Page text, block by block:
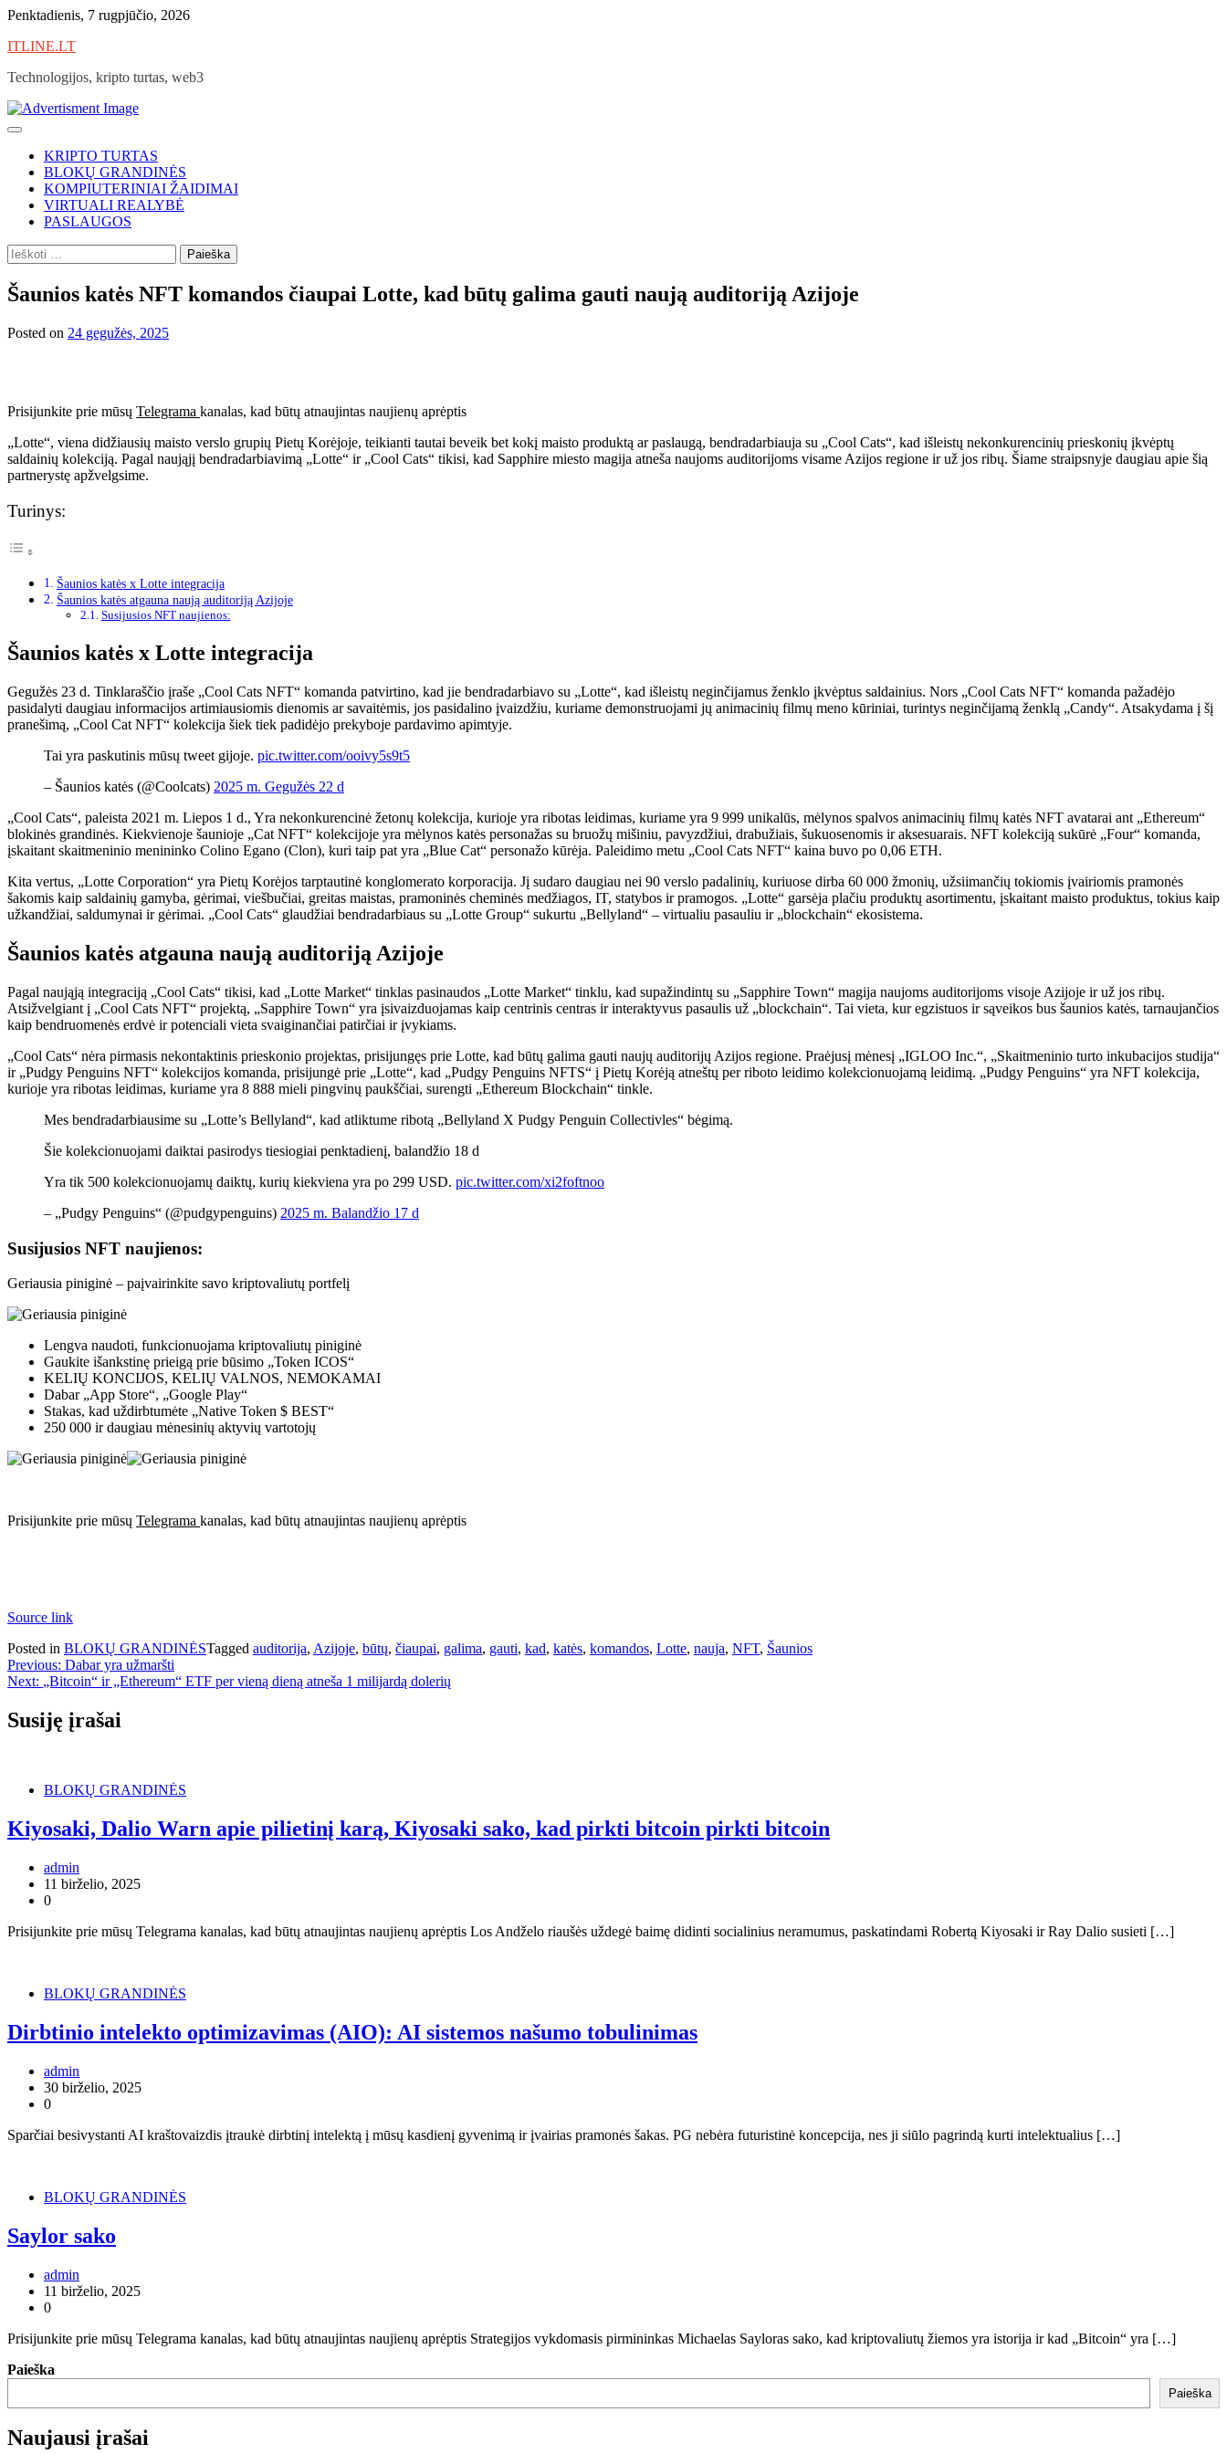
Skip
content
Penktadienis, 7 rugpjūčio, 2026
ITLINE.LT
Technologijos, kripto turtas, web3
KRIPTO TURTAS
BLOKŲ GRANDINĖS
KOMPIUTERINIAI ŽAIDIMAI
VIRTUALI REALYBĖ
PASLAUGOS
Ieškoti:
Šaunios katės NFT komandos čiaupai Lotte, kad būtų galima gauti naują auditoriją Azijoje
Posted on 24 gegužės, 2025
Prisijunkite prie mūsų Telegrama kanalas, kad būtų atnaujintas naujienų aprėptis
„Lotte“, viena didžiausių maisto verslo grupių Pietų Korėjoje, teikianti tautai beveik bet kokį maisto produktą ar paslaugą, bendradarbiauja su „Cool Cats“, kad išleistų nekonkurencinių prieskonių įkvėptų
saldainių kolekciją. Pagal naująjį bendradarbiavimą „Lotte“ ir „Cool Cats“ tikisi, kad Sapphire miesto magija atneša naujoms auditorijoms visame Azijos regione ir už jos ribų. Šiame straipsnyje daugiau apie šią
partnerystę apžvelgsime.
Turinys:
Šaunios katės x Lotte integracija
Šaunios katės atgauna naują auditoriją Azijoje
Susijusios NFT naujienos:
Šaunios katės x Lotte integracija
Gegužės 23 d. Tinklaraščio įraše „Cool Cats NFT“ komanda patvirtino, kad jie bendradarbiavo su „Lotte“, kad išleistų neginčijamus ženklo įkvėptus saldainius. Nors „Cool Cats NFT“ komanda pažadėjo
pasidalyti daugiau informacijos artimiausiomis dienomis ar savaitėmis, jos pasidalino įvaizdžiu, kuriame demonstruojami jų animacinių filmų meno kūriniai, turintys neginčijamą ženklą „Candy“. Atsakydama į šį
pranešimą, „Cool Cat NFT“ kolekcija šiek tiek padidėjo prekyboje pardavimo apimtyje.
Tai yra paskutinis mūsų tweet gijoje. pic.twitter.com/ooivy5s9t5
– Šaunios katės (@Coolcats) 2025 m. Gegužės 22 d
„Cool Cats“, paleista 2021 m. Liepos 1 d., Yra nekonkurencinė žetonų kolekcija, kurioje yra ribotas leidimas, kuriame yra 9 999 unikalūs, mėlynos spalvos animacinių filmų katės NFT avatarai ant „Ethereum“
blokinės grandinės. Kiekvienoje šaunioje „Cat NFT“ kolekcijoje yra mėlynos katės personažas su bruožų mišiniu, pavyzdžiui, drabužiais, šukuosenomis ir aksesuarais. NFT kolekciją sukūrė „Four“ komanda,
įskaitant skaitmeninio menininko Colino Egano (Clon), kuri taip pat yra „Blue Cat“ personažo kūrėja. Paleidimo metu „Cool Cats NFT“ kaina buvo po 0,06 ETH.
Kita vertus, „Lotte Corporation“ yra Pietų Korėjos tarptautinė konglomerato korporacija. Jį sudaro daugiau nei 90 verslo padalinių, kuriuose dirba 60 000 žmonių, užsiimančių tokiomis įvairiomis pramonės
šakomis kaip saldainių gamyba, gėrimai, viešbučiai, greitas maistas, pramoninės cheminės medžiagos, IT, statybos ir pramogos. „Lotte“ garsėja plačiu produktų asortimentu, įskaitant maisto produktus, tokius kaip
užkandžiai, saldumynai ir gėrimai. „Cool Cats“ glaudžiai bendradarbiaus su „Lotte Group“ sukurtu „Bellyland“ – virtualiu pasauliu ir „blockchain“ ekosistema.
Šaunios katės atgauna naują auditoriją Azijoje
Pagal naująją integraciją „Cool Cats“ tikisi, kad „Lotte Market“ tinklas pasinaudos „Lotte Market“ tinklu, kad supažindintų su „Sapphire Town“ magija naujoms auditorijoms visoje Azijoje ir už jos ribų.
Atsižvelgiant į „Cool Cats NFT“ projektą, „Sapphire Town“ yra įsivaizduojamas kaip centrinis centras ir interaktyvus pasaulis už „blockchain“. Tai vieta, kur egzistuos ir sąveikos bus šaunios katės, tarnaujančios
kaip bendruomenės erdvė ir potenciali vieta svaiginančiai patirčiai ir įvykiams.
„Cool Cats“ nėra pirmasis nekontaktinis prieskonio projektas, prisijungęs prie Lotte, kad būtų galima gauti naujų auditorijų Azijos regione. Praėjusį mėnesį „IGLOO Inc.“, „Skaitmeninio turto inkubacijos studija“
ir „Pudgy Penguins NFT“ kolekcijos komanda, prisijungė prie „Lotte“, kad „Pudgy Penguins NFTS“ į Pietų Korėją atneštų per riboto leidimo kolekcionuojamą leidimą. „Pudgy Penguins“ yra NFT kolekcija,
kurioje yra ribotas leidimas, kuriame yra 8 888 mieli pingvinų paukščiai, surengti „Ethereum Blockchain“ tinkle.
Mes bendradarbiausime su „Lotte’s Bellyland“, kad atliktume ribotą „Bellyland X Pudgy Penguin Collectivles“ bėgimą.
Šie kolekcionuojami daiktai pasirodys tiesiogiai penktadienį, balandžio 18 d
Yra tik 500 kolekcionuojamų daiktų, kurių kiekviena yra po 299 USD. pic.twitter.com/xi2foftnoo
– „Pudgy Penguins“ (@pudgypenguins) 2025 m. Balandžio 17 d
Susijusios NFT naujienos:
Geriausia piniginė – paįvairinkite savo kriptovaliutų portfelį
Lengva naudoti, funkcionuojama kriptovaliutų piniginė
Gaukite išankstinę prieigą prie būsimo „Token ICOS“
KELIŲ KONCIJOS, KELIŲ VALNOS, NEMOKAMAI
Dabar „App Store“, „Google Play“
Stakas, kad uždirbtumėte „Native Token $ BEST“
250 000 ir daugiau mėnesinių aktyvių vartotojų
Prisijunkite prie mūsų Telegrama kanalas, kad būtų atnaujintas naujienų aprėptis
Source link
Posted in BLOKŲ GRANDINĖSTagged auditorija, Azijoje, būtų, čiaupai, galima, gauti, kad, katės, komandos, Lotte, nauja, NFT, Šaunios
Navigacija
tarp
įrašų
Previous: Dabar yra užmaršti
Next: „Bitcoin“ ir „Ethereum“ ETF per vieną dieną atneša 1 milijardą dolerių
Susiję įrašai
BLOKŲ GRANDINĖS
Kiyosaki, Dalio Warn apie pilietinį karą, Kiyosaki sako, kad pirkti bitcoin pirkti bitcoin
admin
11 birželio, 2025
0
Prisijunkite prie mūsų Telegrama kanalas, kad būtų atnaujintas naujienų aprėptis Los Andželo riaušės uždegė baimę didinti socialinius neramumus, paskatindami Robertą Kiyosaki ir Ray Dalio susieti […]
BLOKŲ GRANDINĖS
Dirbtinio intelekto optimizavimas (AIO): AI sistemos našumo tobulinimas
admin
30 birželio, 2025
0
Sparčiai besivystanti AI kraštovaizdis įtraukė dirbtinį intelektą į mūsų kasdienį gyvenimą ir įvairias pramonės šakas. PG nebėra futuristinė koncepcija, nes ji siūlo pagrindą kurti intelektualius […]
BLOKŲ GRANDINĖS
Saylor sako
admin
11 birželio, 2025
0
Prisijunkite prie mūsų Telegrama kanalas, kad būtų atnaujintas naujienų aprėptis Strategijos vykdomasis pirmininkas Michaelas Sayloras sako, kad kriptovaliutų žiemos yra istorija ir kad „Bitcoin“ yra […]
Paieška
Paieška
Naujausi įrašai